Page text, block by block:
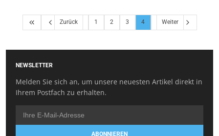
Zurück 1 2 3 4 Weiter
NEWSLETTER
Melden Sie sich an, um unsere neuesten Artikel direkt in
Ihrem Postfach zu erhalten.
ABONNIEREN